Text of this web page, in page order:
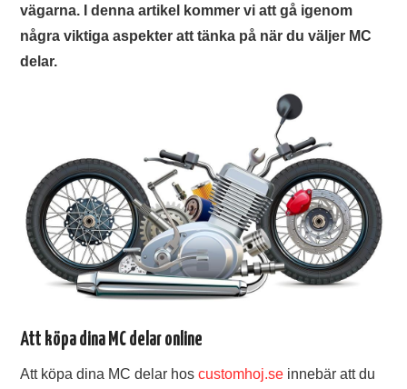
SHOPPING
MODE
vägarna. I denna artikel kommer vi att gå igenom
några viktiga aspekter att tänka på när du väljer MC
delar.
Att köpa dina MC delar online
Att köpa dina MC delar hoscustomhoj.se innebär att du